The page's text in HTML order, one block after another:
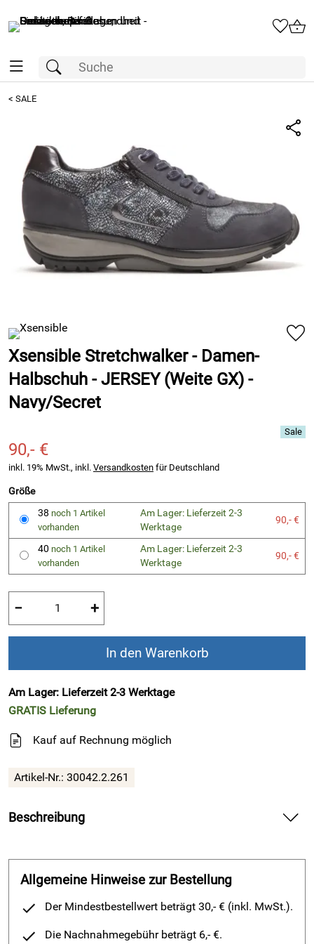
< SALE
Xsensible Stretchwalker - Damen-
Halbschuh - JERSEY (Weite GX) -
Navy/Secret
90,- €
inkl. 19% MwSt., inkl. Versandkosten für Deutschland
Größe
38 noch 1 Artikel
vorhanden
Am Lager: Lieferzeit 2-3
Werktage
90,- €
40 noch 1 Artikel
vorhanden
Am Lager: Lieferzeit 2-3
Werktage
90,- €
− +
In den Warenkorb
Am Lager: Lieferzeit 2-3 Werktage
GRATIS Lieferung
Kauf auf Rechnung möglich
Artikel-Nr.: 30042.2.261
Beschreibung
Ihre letzte Chance !!!
Xsensible Stretchwalker - Damen-
Halbschuh - Jersey (Weite GX) -
Allgemeine Hinweise zur Bestellung
Der Mindestbestellwert beträgt 30,- € (inkl. MwSt.).
Die Nachnahmegebühr beträgt 6,- €.